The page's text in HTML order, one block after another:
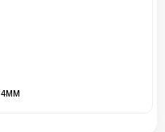
XANH VÀNG - DÀY 2MM